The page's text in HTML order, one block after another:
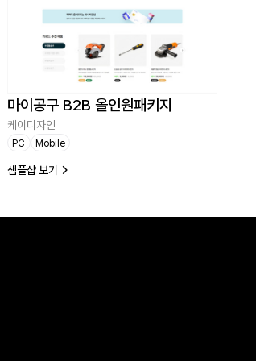
마이공구 B2B 올인원패키지
케이디자인
PC Mobile
샘플샵 보기